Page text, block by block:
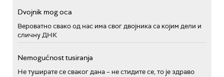
Dvojnik mog oca
Вероватно свако од нас има свог двојника са којим дели и
сличну ДНК
Nemogućnost tusiranja
Не туширате се сваког дана – не стидите се, то је здраво